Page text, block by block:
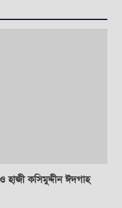
কসিমুদ্দীন ঈদগাহ